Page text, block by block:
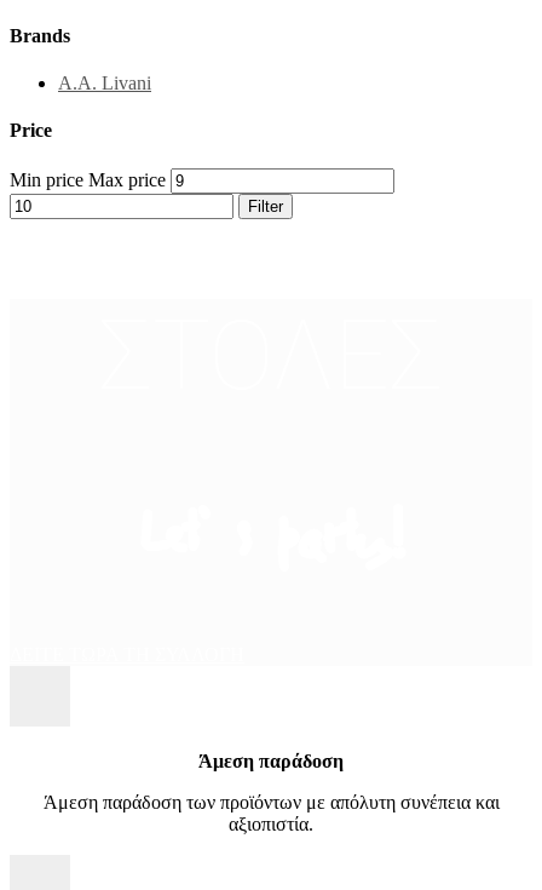
Brands
A.A. Livani
Price
Min price Max price
Filter
Άμεση παράδοση
Άμεση παράδοση των προϊόντων με απόλυτη συνέπεια και
αξιοπιστία.